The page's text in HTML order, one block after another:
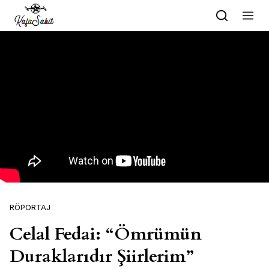
Skip to content
RÖPORTAJ
Celal Fedai: “Ömrümün
Duraklarıdır Şiirlerim”